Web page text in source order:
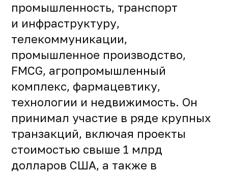
промышленность, транспорт
и инфраструктуру,
телекоммуникации,
промышленное производство,
FMCG, агропромышленный
комплекс, фармацевтику,
технологии и недвижимость. Он
принимал участие в ряде крупных
транзакций, включая проекты
стоимостью свыше 1 млрд
долларов США, а также в